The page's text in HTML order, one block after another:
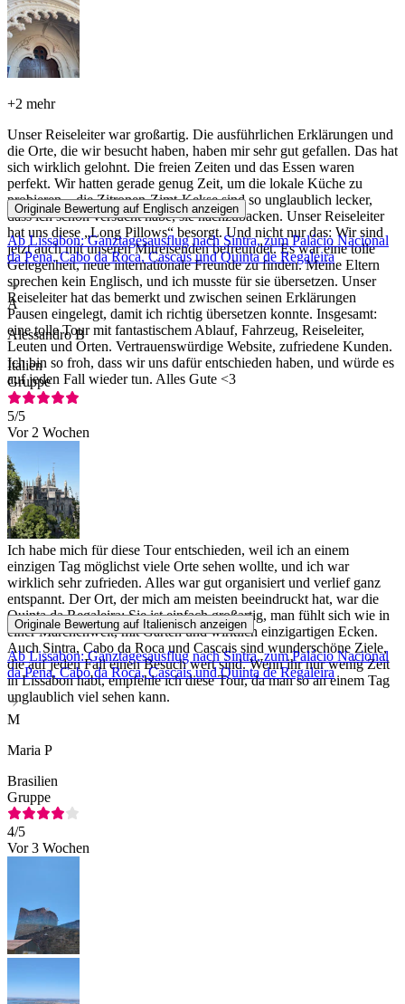
+2 mehr
Unser Reiseleiter war großartig. Die ausführlichen Erklärungen und
die Orte, die wir besucht haben, haben mir sehr gut gefallen. Das hat
sich wirklich gelohnt. Die freien Zeiten und das Essen waren
perfekt. Wir hatten gerade genug Zeit, um die lokale Küche zu
probieren – die Zitronen-Zimt-Kekse sind so unglaublich lecker,
dass ich schon versucht habe, sie nachzubacken. Unser Reiseleiter
hat uns diese „Long Pillows“ besorgt. Und nicht nur das: Wir sind
jetzt auch mit unseren Mitreisenden befreundet. Es war eine tolle
Gelegenheit, neue internationale Freunde zu finden. Meine Eltern
sprechen kein Englisch, und ich musste für sie übersetzen. Unser
Reiseleiter hat das bemerkt und zwischen seinen Erklärungen
Pausen eingelegt, damit ich richtig übersetzen konnte. Insgesamt:
eine tolle Tour mit fantastischem Ablauf, Fahrzeug, Reiseleiter,
Leuten und Orten. Vertrauenswürdige Website, zufriedene Kunden.
Ich bin so froh, dass wir uns dafür entschieden haben, und würde es
auf jeden Fall wieder tun. Alles Gute <3
Originale Bewertung auf Englisch anzeigen
Ab Lissabon: Ganztagesausflug nach Sintra, zum Palácio Nacional
da Pena, Cabo da Roca, Cascais und Quinta de Regaleira
A
Alessandro B
Italien
Gruppe
5/5
Vor 2 Wochen
Ich habe mich für diese Tour entschieden, weil ich an einem
einzigen Tag möglichst viele Orte sehen wollte, und ich war
wirklich sehr zufrieden. Alles war gut organisiert und verlief ganz
entspannt. Der Ort, der mich am meisten beeindruckt hat, war die
Quinta da Regaleira: Sie ist einfach großartig, man fühlt sich wie in
einer Märchenwelt, mit Gärten und wirklich einzigartigen Ecken.
Auch Sintra, Cabo da Roca und Cascais sind wunderschöne Ziele,
die auf jeden Fall einen Besuch wert sind. Wenn ihr nur wenig Zeit
in Lissabon habt, empfehle ich diese Tour, da man so an einem Tag
unglaublich viel sehen kann.
Originale Bewertung auf Italienisch anzeigen
Ab Lissabon: Ganztagesausflug nach Sintra, zum Palácio Nacional
da Pena, Cabo da Roca, Cascais und Quinta de Regaleira
M
Maria P
Brasilien
Gruppe
4/5
Vor 3 Wochen